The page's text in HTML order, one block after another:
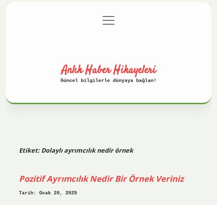
Gizlilik Politikası
menüyü
aç
Anlık Haber Hikayeleri
Güncel bilgilerle dünyaya bağlan!
Etiket:Dolaylı ayrımcılık nedir örnek
Pozitif Ayrımcılık Nedir Bir Örnek Veriniz
Tarih: Ocak 20, 2025